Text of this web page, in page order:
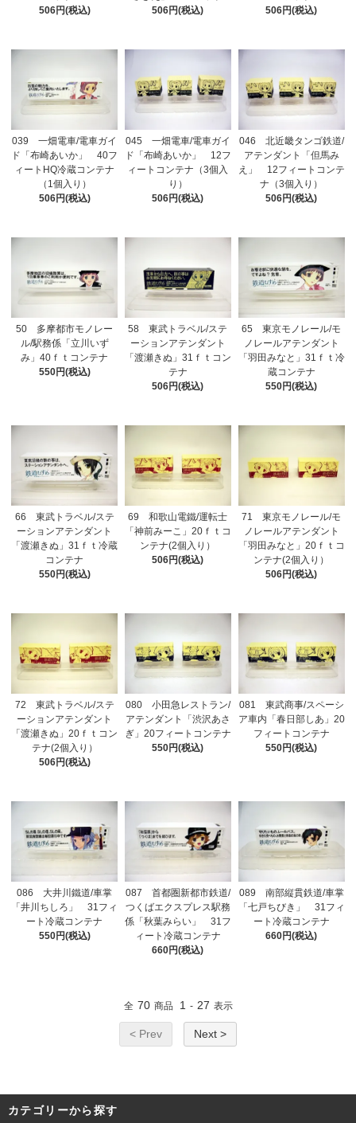
506円(税込)
506円(税込)
506円(税込)
039 一畑電車/電車ガイ
ド「布崎あいか」 40フ
ィートHQ冷蔵コンテナ
（1個入り）
506円(税込)
045 一畑電車/電車ガイ
ド「布崎あいか」 12フ
ィートコンテナ（3個入
り）
506円(税込)
046 北近畿タンゴ鉄道/
アテンダント「但馬み
え」 12フィートコンテ
ナ（3個入り）
506円(税込)
50 多摩都市モノレー
ル/駅務係「立川いず
み」40ｆｔコンテナ
550円(税込)
58 東武トラベル/ステ
ーションアテンダント
「渡瀬きぬ」31ｆｔコン
テナ
506円(税込)
65 東京モノレール/モ
ノレールアテンダント
「羽田みなと」31ｆｔ冷
蔵コンテナ
550円(税込)
66 東武トラベル/ステ
ーションアテンダント
「渡瀬きぬ」31ｆｔ冷蔵
コンテナ
550円(税込)
69 和歌山電鐵/運転士
「神前みーこ」20ｆｔコ
ンテナ(2個入り）
506円(税込)
71 東京モノレール/モ
ノレールアテンダント
「羽田みなと」20ｆｔコ
ンテナ(2個入り）
506円(税込)
72 東武トラベル/ステ
ーションアテンダント
「渡瀬きぬ」20ｆｔコン
テナ(2個入り）
506円(税込)
080 小田急レストラン/
アテンダント「渋沢あさ
ぎ」20フィートコンテナ
550円(税込)
081 東武商事/スペーシ
ア車内「春日部しあ」20
フィートコンテナ
550円(税込)
086 大井川鐵道/車掌
「井川ちしろ」 31フィ
ート冷蔵コンテナ
550円(税込)
087 首都圏新都市鉄道/
つくばエクスプレス駅務
係「秋葉みらい」 31フ
ィート冷蔵コンテナ
660円(税込)
089 南部縦貫鉄道/車掌
「七戸ちびき」 31フィ
ート冷蔵コンテナ
660円(税込)
全 70 商品 1 - 27 表示
< Prev Next >
カテゴリーから探す